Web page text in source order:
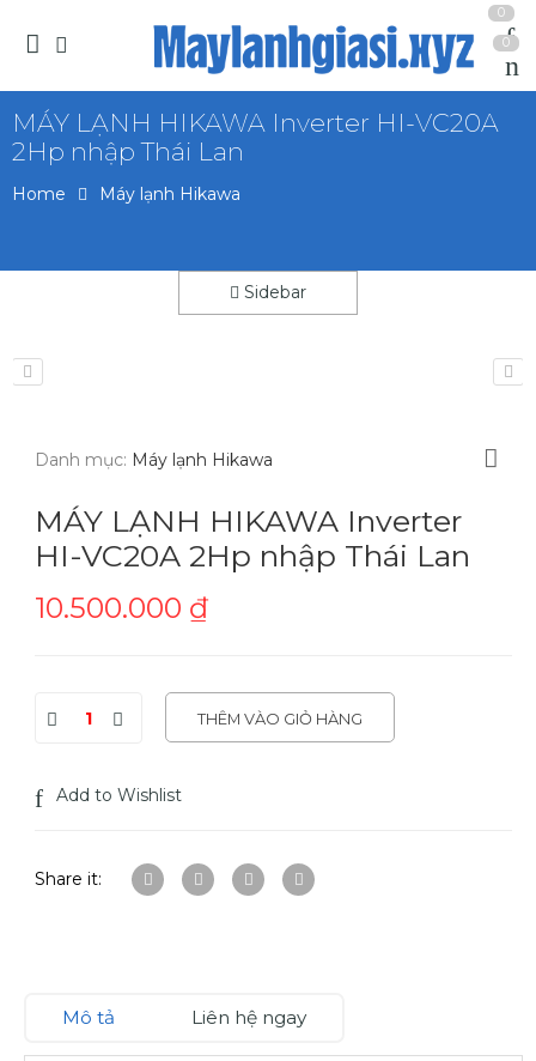
0
0
MÁY LẠNH HIKAWA Inverter HI-VC20A
2Hp nhập Thái Lan
Home Máy lạnh Hikawa
Sidebar
Danh mục: Máy lạnh Hikawa
MÁY LẠNH HIKAWA Inverter
HI-VC20A 2Hp nhập Thái Lan
10.500.000 ₫
THÊM VÀO GIỎ HÀNG
Add to Wishlist
Share it:
Mô tả Liên hệ ngay